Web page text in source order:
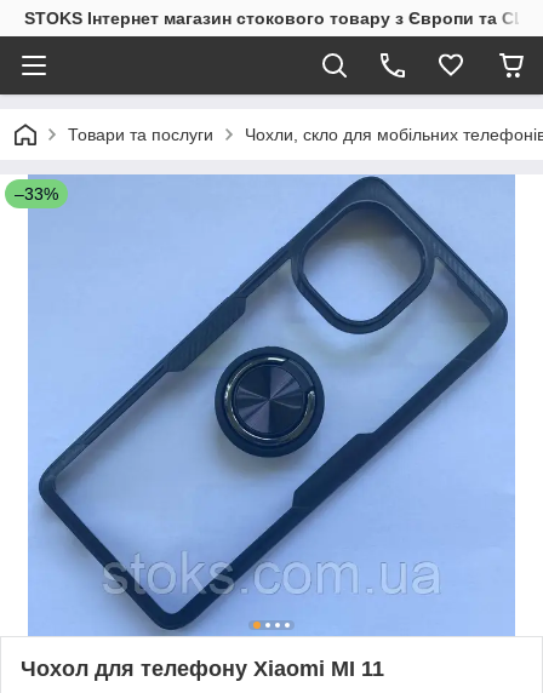
STOKS Інтернет магазин стокового товару з Європи та
Товари та послуги Чохли, скло для мобільних
–33%
Чохол для телефону Xiaomi MI 11